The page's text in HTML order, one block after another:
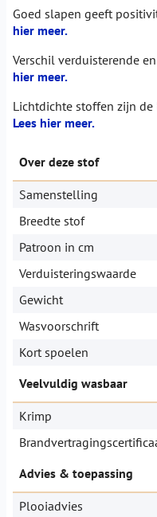
Goed slapen geeft
hier meer.
Verschil verduisterende
hier meer.
Lichtdichte stoffen zijn
Lees hier meer.
Over deze stof
Samenstelling
Breedte stof
Patroon in cm
Verduisteringswaarde
Gewicht
Wasvoorschrift
Kort spoelen
Veelvuldig wasbaar
Krimp
Advies & toepassing
Plooiadvies